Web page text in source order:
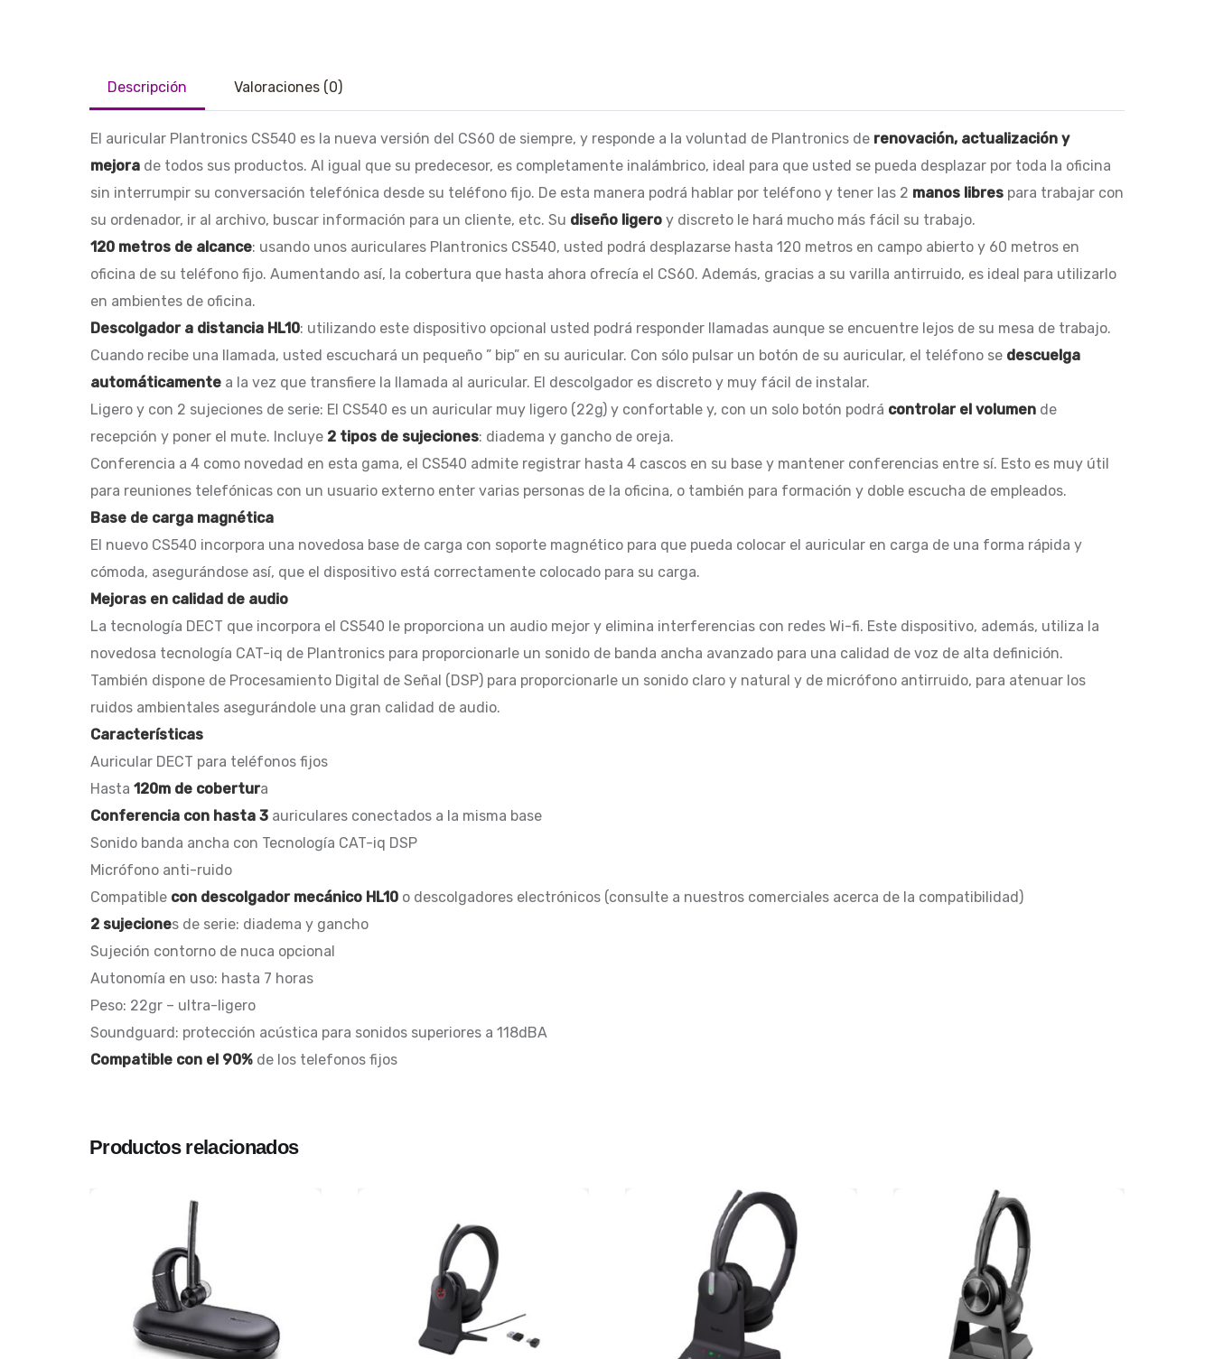
Descripción Valoraciones (0)
El auricular Plantronics CS540 es la nueva versión del CS60 de siempre, y responde a la voluntad de Plantronics de renovación, actualización y
mejora de todos sus productos. Al igual que su predecesor, es completamente inalámbrico, ideal para que usted se pueda desplazar por toda la oficina
sin interrumpir su conversación telefónica desde su teléfono fijo. De esta manera podrá hablar por teléfono y tener las 2 manos libres para trabajar con
su ordenador, ir al archivo, buscar información para un cliente, etc. Su diseño ligero y discreto le hará mucho más fácil su trabajo.
120 metros de alcance: usando unos auriculares Plantronics CS540, usted podrá desplazarse hasta 120 metros en campo abierto y 60 metros en
oficina de su teléfono fijo. Aumentando así, la cobertura que hasta ahora ofrecía el CS60. Además, gracias a su varilla antirruido, es ideal para utilizarlo
en ambientes de oficina.
Descolgador a distancia HL10: utilizando este dispositivo opcional usted podrá responder llamadas aunque se encuentre lejos de su mesa de trabajo.
Cuando recibe una llamada, usted escuchará un pequeño ” bip” en su auricular. Con sólo pulsar un botón de su auricular, el teléfono se descuelga
automáticamente a la vez que transfiere la llamada al auricular. El descolgador es discreto y muy fácil de instalar.
Ligero y con 2 sujeciones de serie: El CS540 es un auricular muy ligero (22g) y confortable y, con un solo botón podrá controlar el volumen de
recepción y poner el mute. Incluye 2 tipos de sujeciones: diadema y gancho de oreja.
Conferencia a 4 como novedad en esta gama, el CS540 admite registrar hasta 4 cascos en su base y mantener conferencias entre sí. Esto es muy útil
para reuniones telefónicas con un usuario externo enter varias personas de la oficina, o también para formación y doble escucha de empleados.
Base de carga magnética
El nuevo CS540 incorpora una novedosa base de carga con soporte magnético para que pueda colocar el auricular en carga de una forma rápida y
cómoda, asegurándose así, que el dispositivo está correctamente colocado para su carga.
Mejoras en calidad de audio
La tecnología DECT que incorpora el CS540 le proporciona un audio mejor y elimina interferencias con redes Wi-fi. Este dispositivo, además, utiliza la
novedosa tecnología CAT-iq de Plantronics para proporcionarle un sonido de banda ancha avanzado para una calidad de voz de alta definición.
También dispone de Procesamiento Digital de Señal (DSP) para proporcionarle un sonido claro y natural y de micrófono antirruido, para atenuar los
ruidos ambientales asegurándole una gran calidad de audio.
Características
Auricular DECT para teléfonos fijos
Hasta 120m de cobertura
Conferencia con hasta 3 auriculares conectados a la misma base
Sonido banda ancha con Tecnología CAT-iq DSP
Micrófono anti-ruido
Compatible con descolgador mecánico HL10 o descolgadores electrónicos (consulte a nuestros comerciales acerca de la compatibilidad)
2 sujeciones de serie: diadema y gancho
Sujeción contorno de nuca opcional
Autonomía en uso: hasta 7 horas
Peso: 22gr – ultra-ligero
Soundguard: protección acústica para sonidos superiores a 118dBA
Compatible con el 90% de los telefonos fijos
Productos relacionados